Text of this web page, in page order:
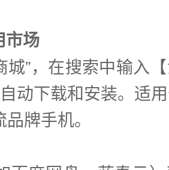
场
城”，在搜索中输入
动下载和安装。适用
牌手机。